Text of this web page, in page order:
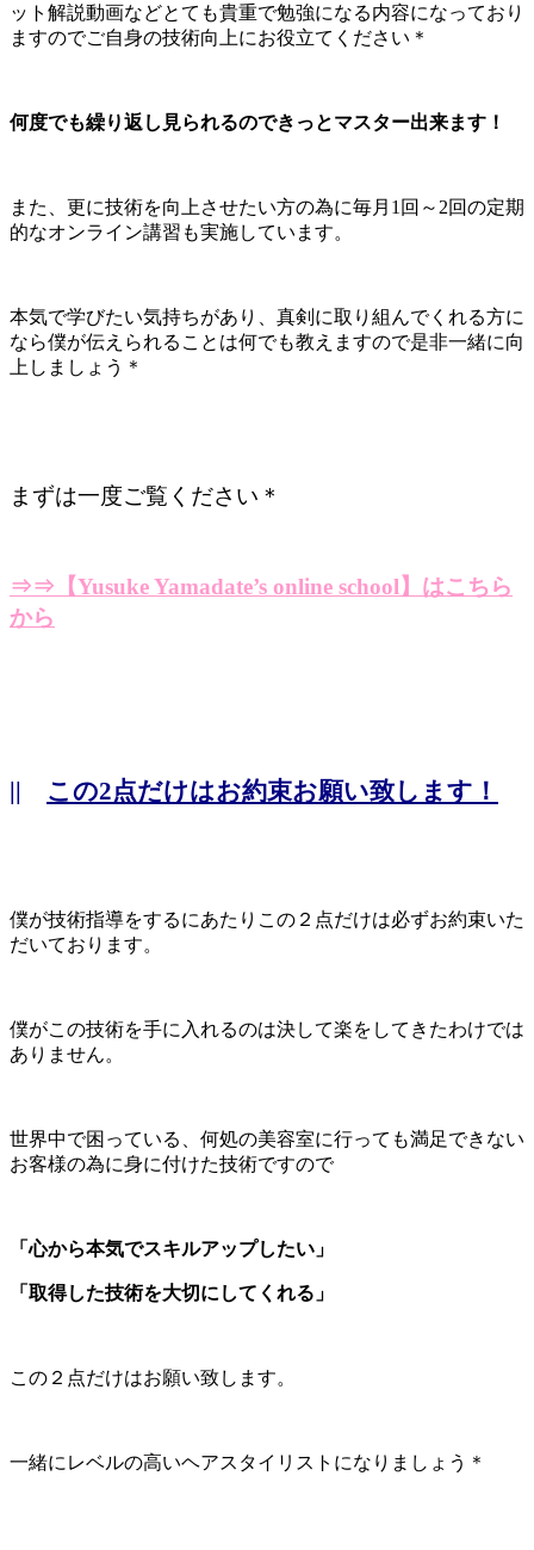
ット解説動画などとても貴重で勉強になる内容になっており
ますのでご自身の技術向上にお役立てください＊
何度でも繰り返し見られるのできっとマスター出来ます！
また、更に技術を向上させたい方の為に毎月1回～2回の定期
的なオンライン講習も実施しています。
本気で学びたい気持ちがあり、真剣に取り組んでくれる方に
なら僕が伝えられることは何でも教えますので是非一緒に向
上しましょう＊
まずは一度ご覧ください＊
⇒⇒【Yusuke Yamadate’s online school】はこちら
から
|| この2点だけはお約束お願い致します！
僕が技術指導をするにあたりこの２点だけは必ずお約束いた
だいております。
僕がこの技術を手に入れるのは決して楽をしてきたわけでは
ありません。
世界中で困っている、何処の美容室に行っても満足できない
お客様の為に身に付けた技術ですので
「心から本気でスキルアップしたい」
「取得した技術を大切にしてくれる」
この２点だけはお願い致します。
一緒にレベルの高いヘアスタイリストになりましょう＊